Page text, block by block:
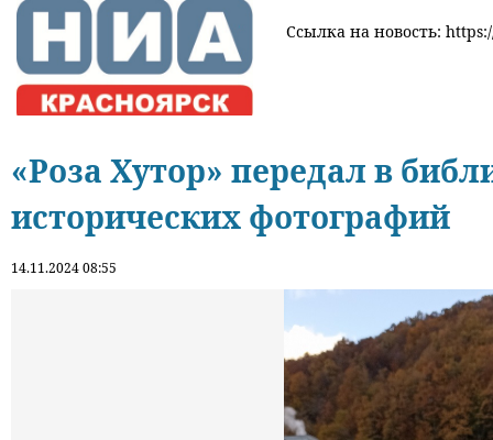
Ссылка на новость:
«Роза Хутор» передал в
исторических фотографий
14.11.2024 08:55